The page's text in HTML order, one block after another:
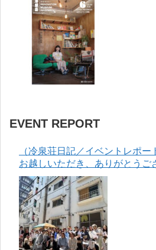
EVENT REPORT
（冷泉荘日記／イベントレポ
お越しいただき、ありがとうご